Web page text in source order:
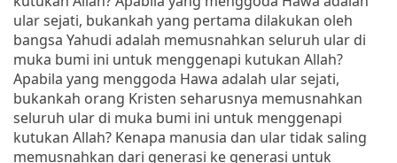
ular sejati, bukankah yang pertama dilakukan oleh
bangsa Yahudi adalah memusnahkan seluruh ular di
muka bumi ini untuk menggenapi kutukan Allah?
Apabila yang menggoda Hawa adalah ular sejati,
bukankah orang Kristen seharusnya memusnahkan
seluruh ular di muka bumi ini untuk menggenapi
kutukan Allah? Kenapa manusia dan ular tidak saling
memusnahkan dari generasi ke generasi untuk